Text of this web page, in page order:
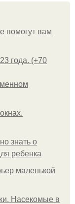
помогут вам
года. (+70
знать о
ребенка
маленькой
Насекомые в